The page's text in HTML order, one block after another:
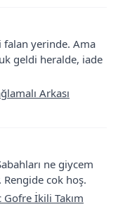
falan yerinde. Ama
geldi heralde, iade
Arkası
ne giycem
cok hoş.
Gofre İkili Takım